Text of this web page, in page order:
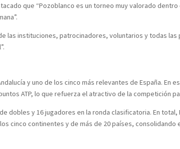
que “Pozoblanco es un torneo muy valorado
las instituciones, patrocinadores, voluntarios y todas las
y uno de los cinco más relevantes de España. En
ATP, lo que refuerza el atractivo de la competición
dobles y 16 jugadores en la ronda clasificatoria. En
cinco continentes y de más de 20 países, consolidando